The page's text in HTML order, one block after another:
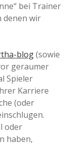
bei Trainer
denen wir
blog(sowie
geraumer
Spieler
Karriere
(oder
oder
haben,